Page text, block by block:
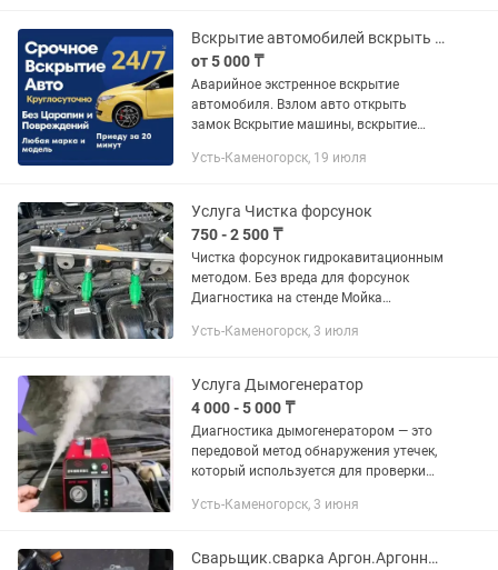
Вскрытие автомобилей вскрыть авто машину открыть дверь бак копот багажник
от 5 000 ₸
Аварийное экстренное вскрытие
автомобиля. Взлом авто открыть
замок Вскрытие машины, вскрытие
Вскрытие авто, если сработала
при...
Усть-Каменогорск, 19 июля
Услуга Чистка форсунок
750 - 2 500 ₸
Чистка форсунок гидрокавитационным
методом. Без вреда для форсунок
Диагностика на стенде Мойка
выполняемых услуг: -Очистка
Усть-Каменогорск, 3 июля
Услуга Дымогенератор
4 000 - 5 000 ₸
Диагностика дымогенератором — это
передовой метод обнаружения утечек,
который используется для проверки
помощью этой технологии
Усть-Каменогорск, 3 июня
Сварьщик.сварка Аргон.Аргонная.сварочьные работы.